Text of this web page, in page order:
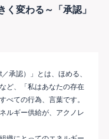
変わる～「承認」
承認）」とは、ほめる、
ど、「私はあなたの存在
べての行為、言葉です。
ルギー供給が、アクノレ